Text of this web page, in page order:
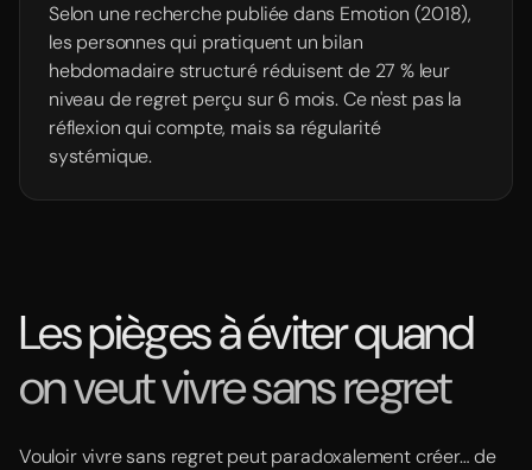
Selon une recherche publiée dans Emotion (2018),
les personnes qui pratiquent un bilan
hebdomadaire structuré réduisent de 27 % leur
niveau de regret perçu sur 6 mois. Ce n'est pas la
réflexion qui compte, mais sa régularité
systémique.
Les pièges à éviter quand
on veut vivre sans regret
Vouloir vivre sans regret peut paradoxalement créer… de